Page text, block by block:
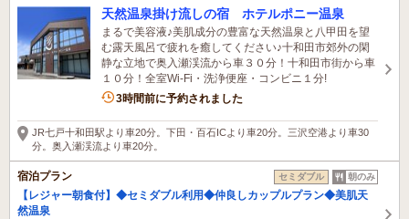
天然温泉掛け流しの宿 ホテルポニー温泉
まるで美容液♪美肌成分の豊富な天然温泉と八甲田を望
む露天風呂で疲れを癒してください♪十和田市郊外の閑
静な立地で奥入瀬渓流から車３０分！十和田市街から車
１０分！全室Wi-Fi・洗浄便座・コンビニ１分!
2名がこの宿を見ています
3時間前に予約されました
JR七戸十和田駅より車20分。下田・百石ICより車20分。三沢空港より車30
分。奥入瀬渓流より車20分。
宿泊プラン セミダブル 朝のみ
【レジャー朝食付】◆セミダブル利用◆仲良しカップルプラン◆美肌天
然温泉